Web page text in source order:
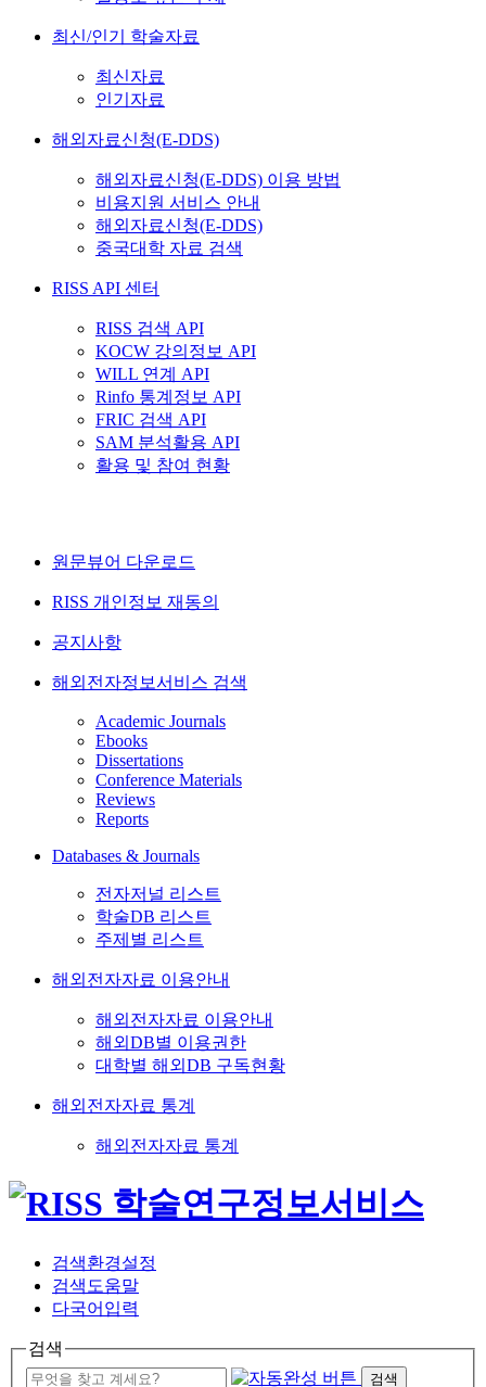
최신/인기 학술자료
최신자료
인기자료
해외자료신청(E-DDS)
해외자료신청(E-DDS) 이용 방법
비용지원 서비스 안내
해외자료신청(E-DDS)
중국대학 자료 검색
RISS API 센터
RISS 검색 API
KOCW 강의정보 API
WILL 연계 API
Rinfo 통계정보 API
FRIC 검색 API
SAM 분석활용 API
활용 및 참여 현황
원문뷰어 다운로드
RISS 개인정보 재동의
공지사항
해외전자정보서비스 검색
Academic Journals
Ebooks
Dissertations
Conference Materials
Reviews
Reports
Databases & Journals
전자저널 리스트
학술DB 리스트
주제별 리스트
해외전자자료 이용안내
해외전자자료 이용안내
해외DB별 이용권한
대학별 해외DB 구독현황
해외전자자료 통계
해외전자자료 통계
검색환경설정
검색도움말
다국어입력
검색
검색